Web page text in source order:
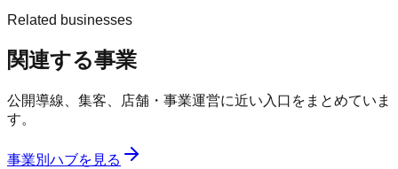
Related businesses
関連する事業
公開導線、集客、店舗・事業運営に近い入口をまとめていま
す。
事業別ハブを見る